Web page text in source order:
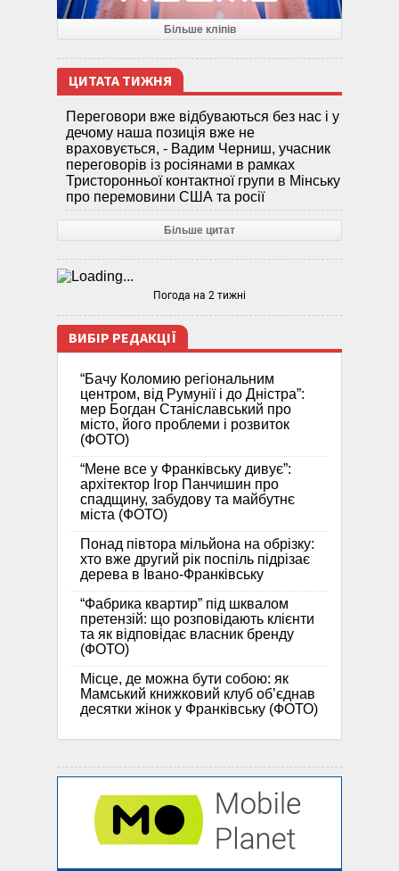
Більше кліпів
ЦИТАТА ТИЖНЯ
Переговори вже відбуваються без нас і у
дечому наша позиція вже не
враховується, - Вадим Черниш, учасник
переговорів із росіянами в рамках
Тристоронньої контактної групи в Мінську
про перемовини США та росії
Більше цитат
Погода на 2 тижні
ВИБІР РЕДАКЦІЇ
“Бачу Коломию регіональним
центром, від Румунії і до Дністра”:
мер Богдан Станіславський про
місто, його проблеми і розвиток
(ФОТО)
“Мене все у Франківську дивує”:
архітектор Ігор Панчишин про
спадщину, забудову та майбутнє
міста (ФОТО)
Понад півтора мільйона на обрізку:
хто вже другий рік поспіль підрізає
дерева в Івано-Франківську
“Фабрика квартир” під шквалом
претензій: що розповідають клієнти
та як відповідає власник бренду
(ФОТО)
Місце, де можна бути собою: як
Мамський книжковий клуб об’єднав
десятки жінок у Франківську (ФОТО)